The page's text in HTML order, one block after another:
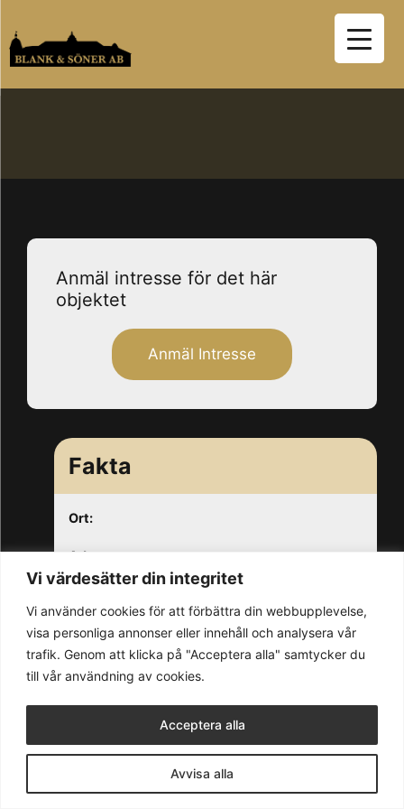
Vi värdesätter din integritet
Vi använder cookies för att förbättra din webbupplevelse,
visa personliga annonser eller innehåll och analysera vår
trafik. Genom att klicka på "Acceptera alla" samtycker du
till vår användning av cookies.
Avvisa alla
Acceptera alla
till
innehåll
Anmäl intresse för det här
objektet
Anmäl Intresse
Fakta
Ort:
Adress:
© 2026 Blank & Söner AB